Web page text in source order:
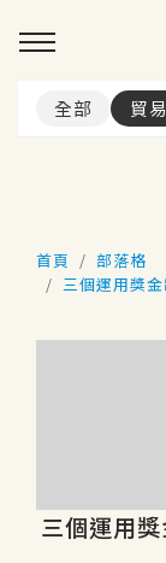
全部 貿
首頁
部落格
三個運用獎
三個運用